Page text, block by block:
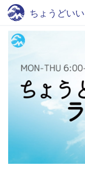
ちょうどい